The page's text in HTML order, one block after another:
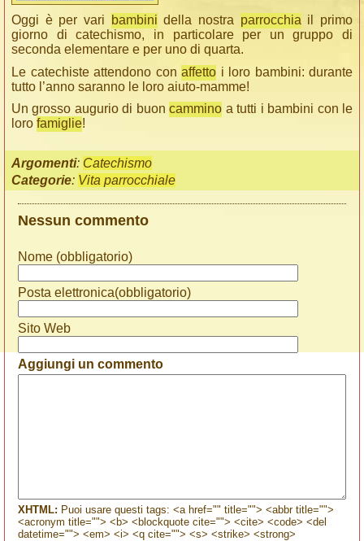
Oggi è per vari bambini della nostra parrocchia il primo
giorno di catechismo, in particolare per un gruppo di
seconda elementare e per uno di quarta.
Le catechiste attendono con affetto i loro bambini: durante
tutto l’anno saranno le loro aiuto-mamme!
Un grosso augurio di buoncammino a tutti i bambini con le
loro famiglie!
Argomenti: Catechismo
Categorie: Vita parrocchiale
Nessun commento
Nome (obbligatorio)
Posta elettronica(obbligatorio)
Sito Web
Aggiungi un commento
XHTML: Puoi usare questi tags: <a href="" title=""> <abbr title="">
<acronym title=""> <b> <blockquote cite=""> <cite> <code> <del
datetime=""> <em> <i> <q cite=""> <s> <strike> <strong>